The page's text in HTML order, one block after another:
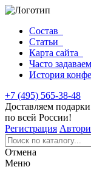
Состав
Статьи
Карта сайта
Часто
История
+7 (495) 565-38-48
Доставляем подарки
по всей России!
Регистрация
Отмена
Меню